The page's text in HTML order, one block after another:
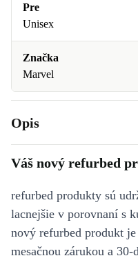
Pre
Unisex
Značka
Marvel
Opis
Váš nový refurbed
refurbed produkty sú
lacnejšie v porovnaní s
nový refurbed produkt
mesačnou zárukou a